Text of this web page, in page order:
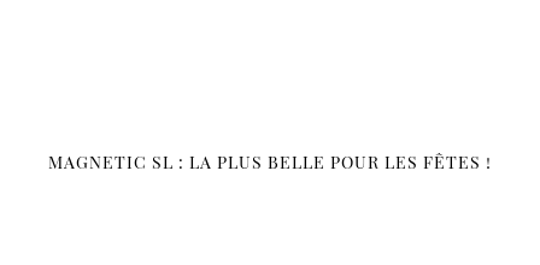
MAGNETIC SL : LA PLUS BELLE POUR LES FÊTES !